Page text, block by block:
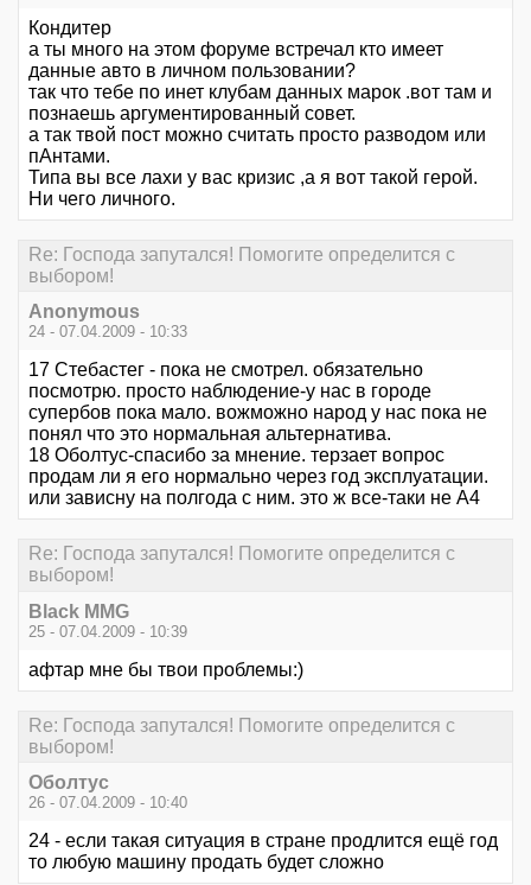
Кондитер
а ты много на этом форуме встречал кто имеет
данные авто в личном пользовании?
так что тебе по инет клубам данных марок .вот там и
познаешь аргументированный совет.
а так твой пост можно считать просто разводом или
пАнтами.
Типа вы все лахи у вас кризис ,а я вот такой герой.
Ни чего личного.
Re: Господа запутался! Помогите определится с
выбором!
Anonymous
24 - 07.04.2009 - 10:33
17 Стебастег - пока не смотрел. обязательно
посмотрю. просто наблюдение-у нас в городе
супербов пока мало. вожможно народ у нас пока не
понял что это нормальная альтернатива.
18 Оболтус-спасибо за мнение. терзает вопрос
продам ли я его нормально через год эксплуатации.
или зависну на полгода с ним. это ж все-таки не А4
Re: Господа запутался! Помогите определится с
выбором!
Black MMG
25 - 07.04.2009 - 10:39
афтар мне бы твои проблемы:)
Re: Господа запутался! Помогите определится с
выбором!
Оболтус
26 - 07.04.2009 - 10:40
24 - если такая ситуация в стране продлится ещё год
то любую машину продать будет сложно